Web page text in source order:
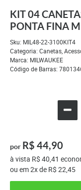
KIT 04
PONTA FINA
Sku: MIL48-22-3100KIT4
Categoria: Canetas,
Marca: MILWAUKEE
Código de Barras:
por R$ 44,90
à vista R$ 40,41
ou em2xde R$ 22,45